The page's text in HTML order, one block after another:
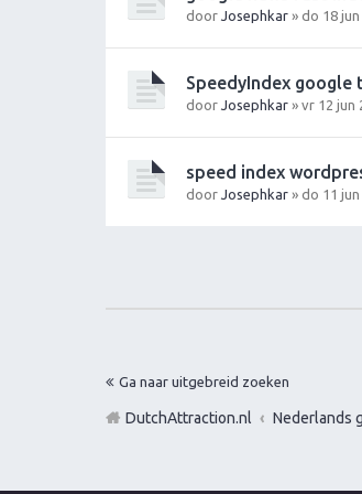
door Josephkar » do 18 jun
SpeedyIndex google
door Josephkar » vr 12 jun
speed index
door Josephkar » do 11 jun
Ga naar uitgebreid zoeken
DutchAttraction.nl Nederlands